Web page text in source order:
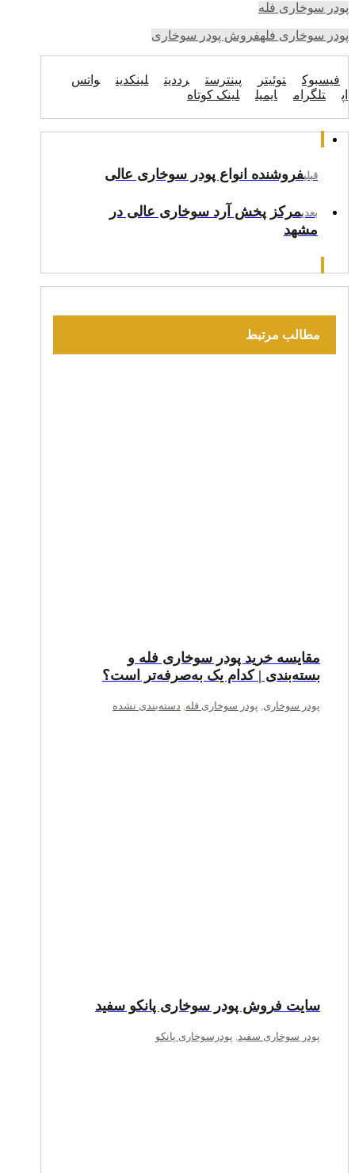
پودر سوخاری فله
پودر سوخاری فلهفروش پودر سوخاری
فیسبوک توئیتر پینترست رددیت لینکدین
واتس
اپ
تلگرام ایمیل لینک کوتاه
قبلیفروشنده انواع پودر سوخاری عالی
بعدیمرکز پخش آرد سوخاری عالی در
مشهد
مطالب مرتبط
مقایسه خرید پودر سوخاری فله و
بسته‌بندی | کدام یک به‌صرفه‌تر است؟
پودر سوخاری, پودر سوخاری فله, دسته‌بندی نشده
سایت فروش پودر سوخاری پانکو سفید
پودر سوخاری سفید, پودرسوخاری پانکو